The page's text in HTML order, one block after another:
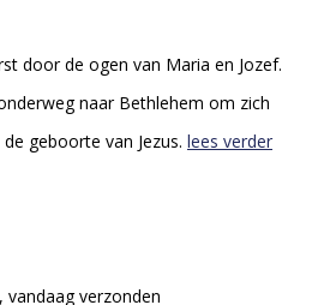
door de ogen van Maria en Jozef.
naar Bethlehem om zich
geboorte van Jezus. lees verder
vandaag verzonden